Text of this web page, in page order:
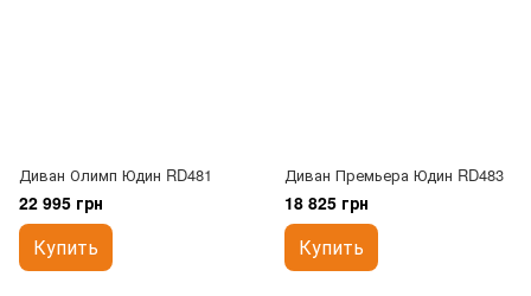
Диван Олимп Юдин RD481
22 995 грн
Купить
Диван Премьера Юдин RD483
18 825 грн
Купить